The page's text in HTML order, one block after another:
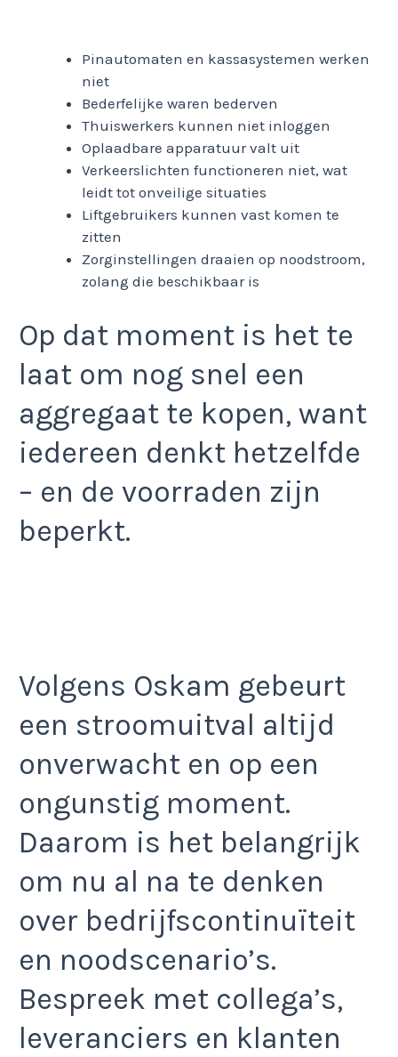
Pinautomaten en kassasystemen werken
niet
Bederfelijke waren bederven
Thuiswerkers kunnen niet inloggen
Oplaadbare apparatuur valt uit
Verkeerslichten functioneren niet, wat
leidt tot onveilige situaties
Liftgebruikers kunnen vast komen te
zitten
Zorginstellingen draaien op noodstroom,
zolang die beschikbaar is
Op dat moment is het te
laat om nog snel een
aggregaat te kopen, want
iedereen denkt hetzelfde
– en de voorraden zijn
beperkt.
Volgens Oskam gebeurt
een stroomuitval altijd
onverwacht en op een
ongunstig moment.
Daarom is het belangrijk
om nu al na te denken
over bedrijfscontinuïteit
en noodscenario’s.
Bespreek met collega’s,
leveranciers en klanten